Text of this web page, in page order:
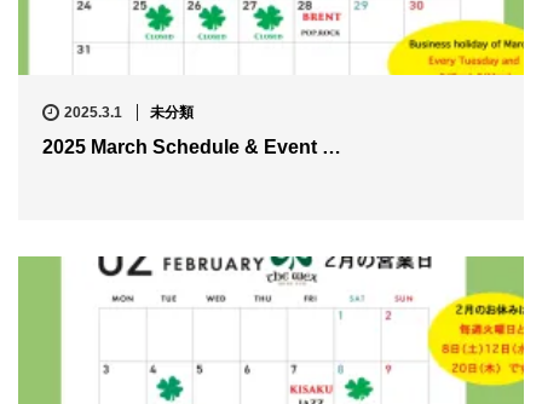
2025.3.1 未分類
2025 March Schedule & Event …